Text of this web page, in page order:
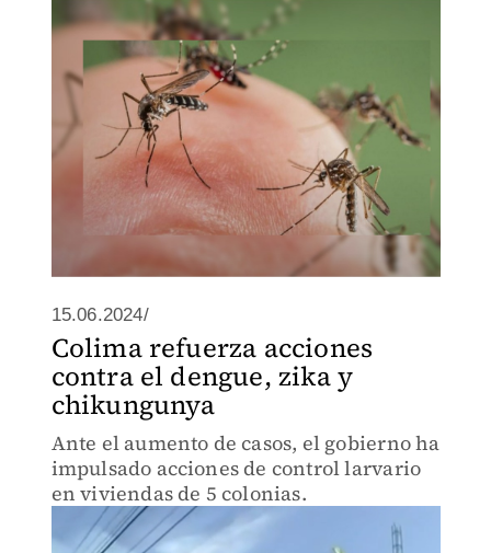
15.06.2024/
Colima refuerza acciones
contra el dengue, zika y
chikungunya
Ante el aumento de casos, el gobierno ha
impulsado acciones de control larvario
en viviendas de 5 colonias.